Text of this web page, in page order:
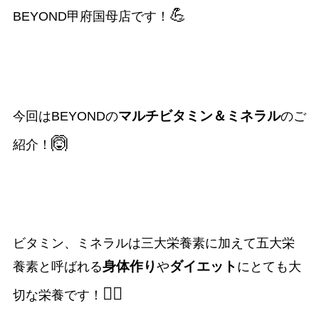
BEYOND甲府国母店です！ 💪
今回はBEYONDのマルチビタミン＆ミネラルのご
紹介！ 🙆
ビタミン、ミネラルは三大栄養素に加えて五大栄
養素と呼ばれる身体作り やダイエット にとても大
切な栄養です！ ❤️‍🔥